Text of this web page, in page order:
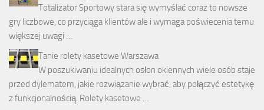
Totalizator Sportowy stara się wymyślać coraz to nowsze
gry liczbowe, co przyciąga klientów ale i wymaga poświecenia temu
większej uwagi …
Tanie rolety kasetowe Warszawa
W poszukiwaniu idealnych osłon okiennych wiele osób staje
przed dylematem, jakie rozwiązanie wybrać, aby połączyć estetykę
z funkcjonalnością. Rolety kasetowe …